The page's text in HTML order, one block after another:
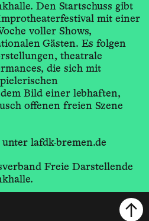
Den Startschuss gibt
mit einer
voller Shows,
Gästen. Es folgen
theatrale
die sich mit
Bild einer lebhaften,
offenen freien Szene
lafdk-bremen.de
Freie Darstellende